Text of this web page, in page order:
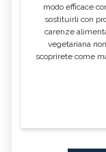
modo efficace
sostituirli con
carenze
vegetariana
scoprirete come